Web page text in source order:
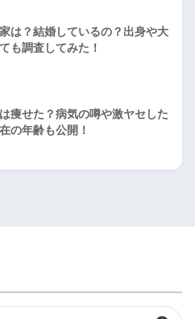
は？結婚しているの？出身や大
も調査してみた！
痩せた？病気の噂や激ヤセした
の年齢も公開！